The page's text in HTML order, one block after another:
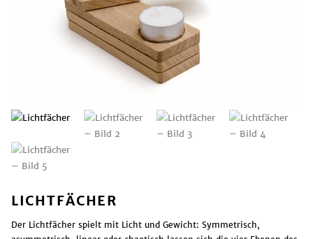
LICHTFÄCHER
Der Lichtfächer spielt mit Licht und Gewicht: Symmetrisch,